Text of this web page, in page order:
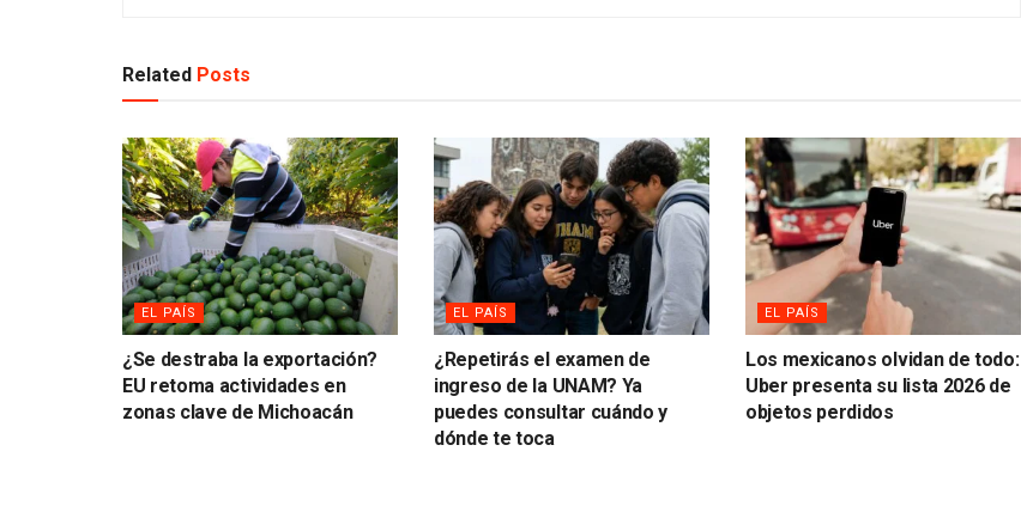
Related Posts
EL PAÍS
¿Se destraba la exportación?
EU retoma actividades en
zonas clave de Michoacán
EL PAÍS
¿Repetirás el examen de
ingreso de la UNAM? Ya
puedes consultar cuándo y
dónde te toca
EL PAÍS
Los mexicanos olvidan de todo:
Uber presenta su lista 2026 de
objetos perdidos